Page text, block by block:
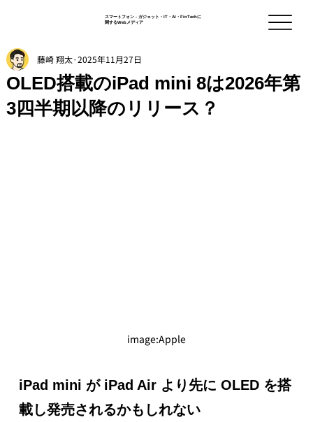
スマートフォン - ガジェット・IT・AI・FinTechに
関するWebメディア
OLED搭載のiPad mini 8は2026年第
3四半期以降のリリース？
藤崎 翔太 2025年11月27日
image:Apple
iPad mini が iPad Air より先に OLED を搭
載し発売されるかもしれない